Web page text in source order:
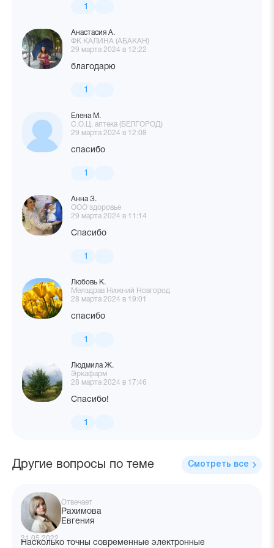
1
Анастасия А.
ФК КАЛИНА (АБАКАН)
29 марта 2024 в 12:22
благодарю
1
Елена М.
С.О.Ц. аптека (БЕЛГОРОД)
29 марта 2024 в 12:08
спасибо
1
Анна З.
ООО здоровье
29 марта 2024 в 11:14
Спасибо
1
Любовь К.
Мелздрав Нижний Новгород
28 марта 2024 в 19:01
спасибо
1
Людмила Ж.
Эркафарм
28 марта 2024 в 17:46
Спасибо!
1
Другие вопросы по теме Смотреть все
Отвечает
Рахимова
Евгения
31.05.2022
Насколько точны современные электронные